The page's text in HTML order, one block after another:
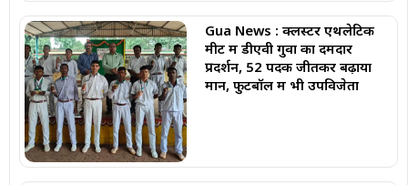
Gua News : क्लस्टर एथलेटिक
मीट में डीएवी गुवा का दमदार
प्रदर्शन, 52 पदक जीतकर बढ़ाया
मान, फुटबॉल में भी उपविजेता